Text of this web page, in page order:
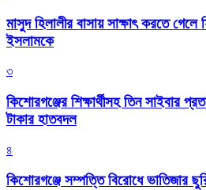
মাসুদ হিলালীর বাসায় সাক্ষাৎ করতে
ইসলামকে
৩
কিশোরগঞ্জের শিক্ষার্থীসহ তিন সাইবার
টাকার হাতবদল
৪
কিশোরগঞ্জে সম্পত্তি বিরোধে ভাতিজার